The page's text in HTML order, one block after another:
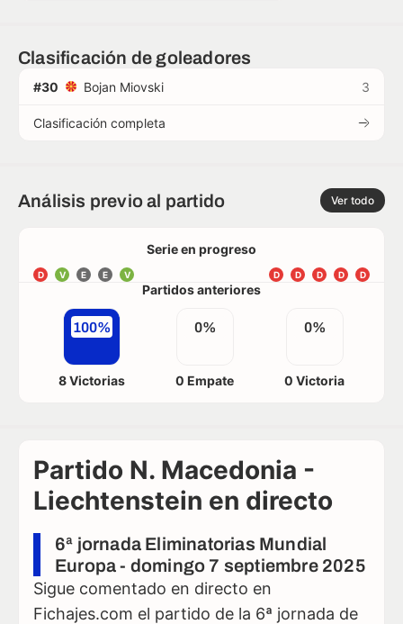
Clasificación de goleadores
#30 Bojan Miovski 3
Clasificación completa
Análisis previo al partido Ver todo
Serie en progreso
D V E E V D
D
D
D
D
Partidos anteriores
100%
8 Victorias
0%
0 Empate
0%
0 Victoria
Partido N. Macedonia -
Liechtenstein en directo
6ª jornada Eliminatorias Mundial
Europa - domingo 7 septiembre 2025
Sigue comentado en directo en
Fichajes.com el partido de la 6ª jornada de